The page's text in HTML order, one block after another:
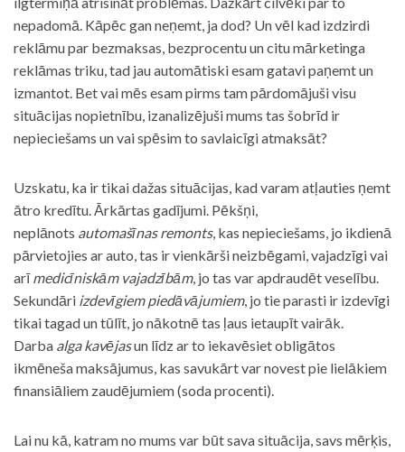
nepadomā. Kāpēc gan neņemt, ja dod? Un vēl kad izdzirdi
reklāmu par bezmaksas, bezprocentu un citu mārketinga
reklāmas triku, tad jau automātiski esam gatavi paņemt un
izmantot. Bet vai mēs esam pirms tam pārdomājuši visu
situācijas nopietnību, izanalizējuši mums tas šobrīd ir
nepieciešams un vai spēsim to savlaicīgi atmaksāt?
Uzskatu, ka ir tikai dažas situācijas, kad varam atļauties ņemt
ātro kredītu. Ārkārtas gadījumi. Pēkšņi,
neplānots automašīnas remonts, kas nepieciešams, jo ikdienā
pārvietojies ar auto, tas ir vienkārši neizbēgami, vajadzīgi vai
arīmedicīniskām vajadzībām, jo tas var apdraudēt veselību.
Sekundāri izdevīgiem piedāvājumiem, jo tie parasti ir izdevīgi
tikai tagad un tūlīt, jo nākotnē tas ļaus ietaupīt vairāk.
Darba alga kavējasun līdz ar to iekavēsiet obligātos
ikmēneša maksājumus, kas savukārt var novest pie lielākiem
finansiāliem zaudējumiem (soda procenti).
Lai nu kā, katram no mums var būt sava situācija, savs mērķis,